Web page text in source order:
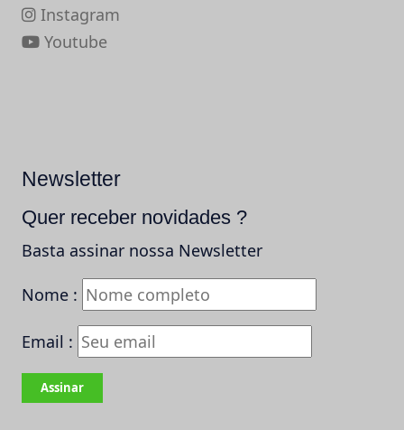
Instagram
Youtube
Newsletter
Quer receber novidades ?
Basta assinar nossa Newsletter
Nome :
Email :